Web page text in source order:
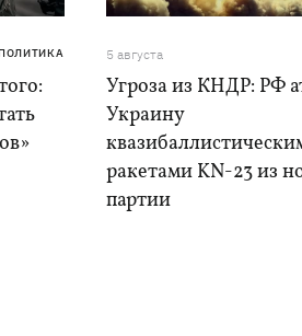
5 августа
Угроза из КНДР: РФ
Украину
ракетами KN-23 из
партии